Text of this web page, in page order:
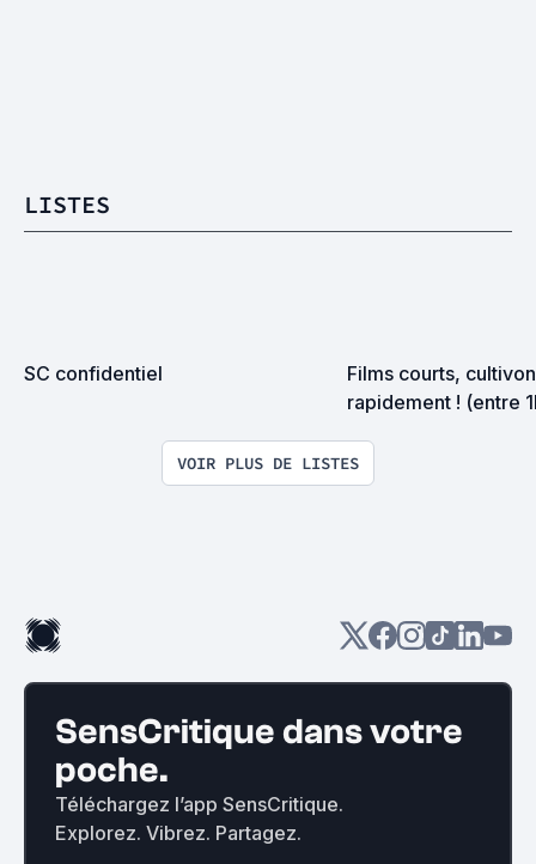
LISTES
SC confidentiel
Films courts,
rapidement ! (entre
VOIR PLUS DE LISTES
SensCritique dans votre
poche.
Téléchargez l’app SensCritique.
Explorez. Vibrez. Partagez.